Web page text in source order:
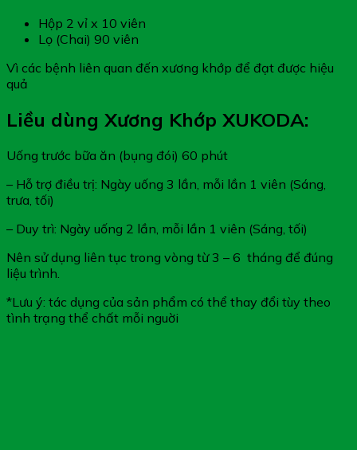
Hộp 2 vỉ x 10 viên
Lọ (Chai) 90 viên
Vì các bệnh liên quan đến xương khớp để đạt được hiệu
quả
Liều dùng Xương Khớp XUKODA:
Uống trước bữa ăn (bụng đói) 60 phút
– Hỗ trợ điều trị: Ngày uống 3 lần, mỗi lần 1 viên (Sáng,
trưa, tối)
– Duy trì: Ngày uống 2 lần, mỗi lần 1 viên (Sáng, tối)
Nên sử dụng liên tục trong vòng từ 3 – 6 tháng để đúng
liệu trình.
*Lưu ý: tác dụng của sản phẩm có thể thay đổi tùy theo
tình trạng thể chất mỗi nguời